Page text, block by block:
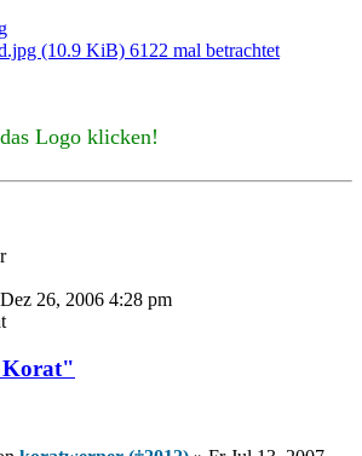
(10.9 KiB) 6122 mal betrachtet
Logo klicken!
26, 2006 4:28 pm